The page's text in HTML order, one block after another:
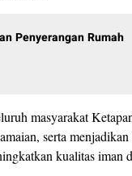
Penyerangan Rumah
masyarakat
serta
kualitas iman